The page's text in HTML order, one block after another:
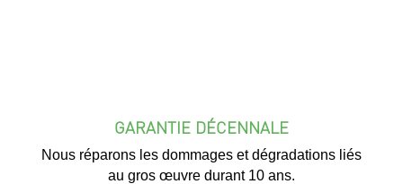
GARANTIE DÉCENNALE
Nous réparons les dommages et dégradations liés
au gros œuvre durant 10 ans.